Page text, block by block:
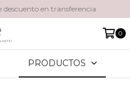
descuento en transferencia
0
PRODUCTOS